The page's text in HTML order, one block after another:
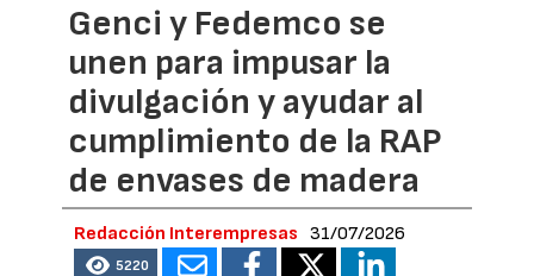
Genci y Fedemco se
unen para impusar la
divulgación y ayudar al
cumplimiento de la RAP
de envases de madera
Redacción Interempresas 31/07/2026
5220